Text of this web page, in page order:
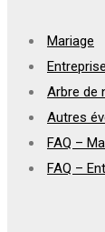
Mariage
Entreprise
Arbre de
Autres
FAQ –
FAQ –